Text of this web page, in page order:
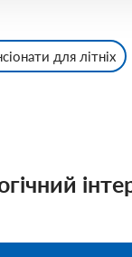
для літніх